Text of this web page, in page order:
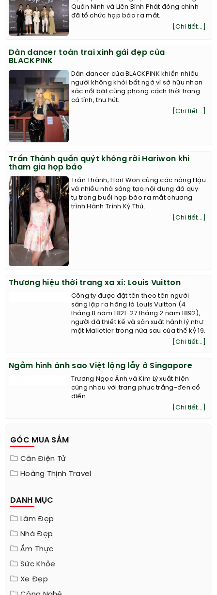
Quân Ninh và Liên Bỉnh Phát đóng chính
đã tổ chức họp báo ra mắt.
[Chi tiết...]
Dàn dancer toàn trai xinh gái đẹp của
BLACKPINK
Dàn dancer của BLACKPINK khiến nhiều
người không khỏi bất ngờ vì sở hữu nhan
sắc nổi bật cùng phong cách thời trang
cá tính, thu hút.
[Chi tiết...]
Trấn Thành quấn quýt không rời Hariwon khi
tham gia họp báo
Trấn Thành, Hari Won cùng các nàng Hậu
và nhiều nhà sáng tạo nội dung đã quy
tụ trong buổi họp báo ra mắt chương
trình Hành Trình Kỳ Thú.
[Chi tiết...]
Thương hiệu thời trang xa xỉ: Louis Vuitton
Công ty được đặt tên theo tên người
sáng lập ra hãng là Louis Vuitton (4
tháng 8 năm 1821-27 tháng 2 năm 1892),
người đã thiết kế và sản xuất hành lý như
một Malletier trong nửa sau của thế kỷ 19.
[Chi tiết...]
Ngắm hình ảnh sao Việt lộng lẫy ở Singapore
Trương Ngọc Ánh và Kim Lý xuất hiện
cùng nhau với trang phục trắng-đen cổ
điển.
[Chi tiết...]
Cân Điện Tử
Hoàng Thịnh Travel
DANH MỤC
Nhà Đẹp